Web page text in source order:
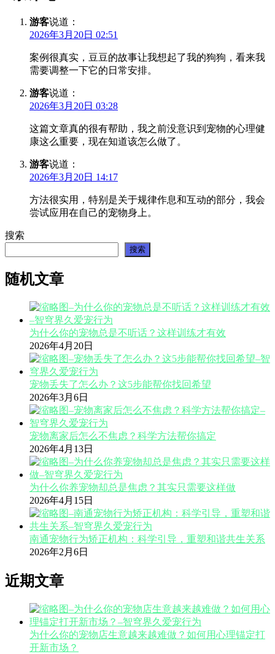
游客说道：
2026年3月20日 02:51
案例很真实，豆豆的故事让我想起了我的狗狗，看来我
需要调整一下它的日常安排。
游客说道：
2026年3月20日 03:28
这篇文章真的很有帮助，我之前没意识到宠物的心理健
康这么重要，现在知道该怎么做了。
游客说道：
2026年3月20日 14:17
方法很实用，特别是关于规律作息和互动的部分，我会
尝试应用在自己的宠物身上。
搜索
搜索
随机文章
为什么你的宠物总是不听话？这样训练才有效
2026年4月20日
宠物丢失了怎么办？这5步能帮你找回希望
2026年3月6日
宠物离家后怎么不焦虑？科学方法帮你搞定
2026年4月13日
为什么你养宠物却总是焦虑？其实只需要这样做
2026年4月15日
南通宠物行为矫正机构：科学引导，重塑和谐共生关系
2026年2月6日
近期文章
为什么你的宠物店生意越来越难做？如何用心理锚定打
开新市场？